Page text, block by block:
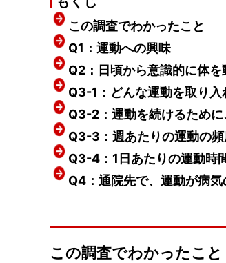
この調査でわかったこと
Q1：運動への興味
Q2：日頃から意識的に体
Q3-1：どんな運動を取り入
Q3-2：運動を続けるため
Q3-3：週あたりの運動の頻
Q3-4：1日あたりの運動時
Q4：通院先で、運動が病
この調査でわかったこと